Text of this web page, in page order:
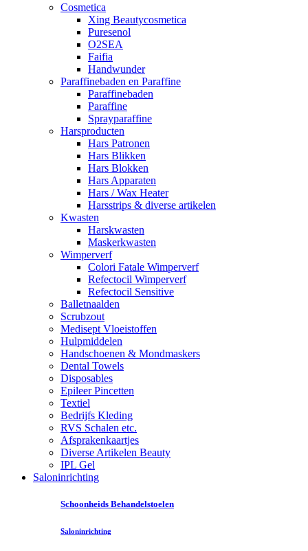
Cosmetica
Xing Beautycosmetica
Puresenol
O2SEA
Faifia
Handwunder
Paraffinebaden en Paraffine
Paraffinebaden
Paraffine
Sprayparaffine
Harsproducten
Hars Patronen
Hars Blikken
Hars Blokken
Hars Apparaten
Hars / Wax Heater
Harsstrips & diverse artikelen
Kwasten
Harskwasten
Maskerkwasten
Wimperverf
Colori Fatale Wimperverf
Refectocil Wimperverf
Refectocil Sensitive
Balletnaalden
Scrubzout
Medisept Vloeistoffen
Hulpmiddelen
Handschoenen & Mondmaskers
Dental Towels
Disposables
Epileer Pincetten
Textiel
Bedrijfs Kleding
RVS Schalen etc.
Afsprakenkaartjes
Diverse Artikelen Beauty
IPL Gel
Saloninrichting
Schoonheids Behandelstoelen
Saloninrichting